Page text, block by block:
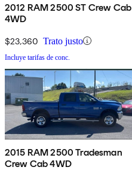
2012 RAM 2500 ST Crew Cab
4WD
$23,360 Trato justo
Incluye tarifas de conc.
2015 RAM 2500 Tradesman
Crew Cab 4WD